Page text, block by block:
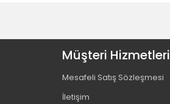
Müşteri Hizmetleri
Mesafeli Satış Sözleşmesi
İletişim